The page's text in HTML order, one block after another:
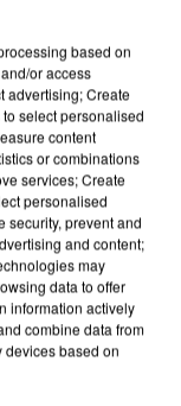
based on
or access
advertising; Create
select personalised
content
or combinations
services; Create
personalised
security, prevent and
and content;
may
data to offer
information actively
combine data from
devices based on